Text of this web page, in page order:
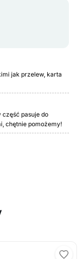
jak przelew, karta
pasuje do
chętnie pomożemy!